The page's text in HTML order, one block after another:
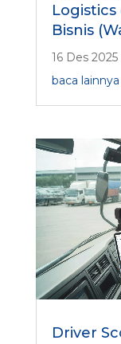
Bisnis
16 Des 2025
baca lainnya
Driver